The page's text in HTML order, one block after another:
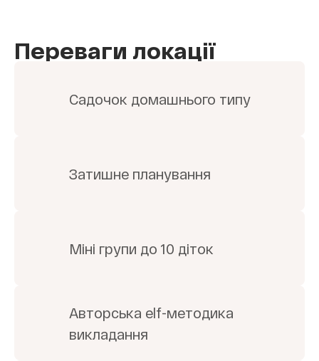
Переваги локації
Садочок домашнього типу
Затишне планування
Міні групи до 10 діток
Авторська elf-методика
викладання